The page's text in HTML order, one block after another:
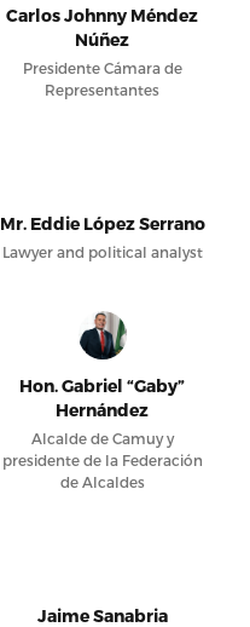
Carlos Johnny Méndez
Núñez
Presidente Cámara de
Representantes
Mr. Eddie López Serrano
Lawyer and political analyst
Hon. Gabriel “Gaby”
Hernández
Alcalde de Camuy y
presidente de la Federación
de Alcaldes
Jaime Sanabria